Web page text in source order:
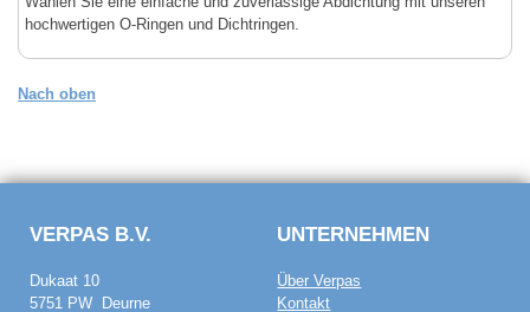
hochwertigen O-Ringen und Dichtringen.
Nach oben
VERPAS B.V.
Dukaat 10
5751 PW Deurne
UNTERNEHMEN
Über Verpas
Kontakt